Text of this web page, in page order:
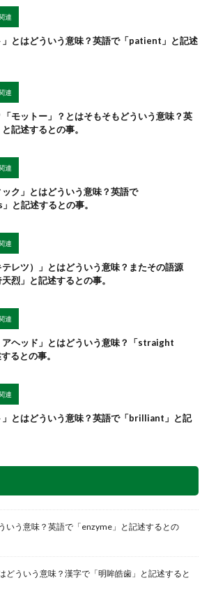
連
」とはどういう意味？英語で「patient」と記述
連
「モットー」？とはそもそもどういう意味？英
記述するとの事。
連
ック」とはどういう意味？英語で
と記述するとの事。
連
テレツ）」とはどういう意味？またその語源
烈」と記述するとの事。
連
アヘッド」とはどういう意味？「straight
るとの事。
連
」とはどういう意味？英語で「brilliant」と記
いう意味？英語で「enzyme」と記述するとの
どういう意味？漢字で「明眸皓歯」と記述すると